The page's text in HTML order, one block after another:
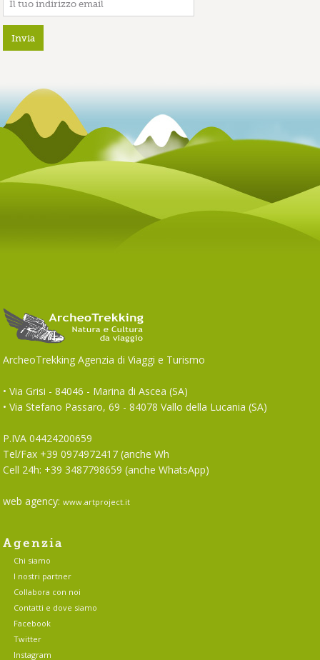
ArcheoTrekking Agenzia di Viaggi e Turismo
• Via Grisi - 84046 - Marina di Ascea (SA)
• Via Stefano Passaro, 69 - 84078 Vallo della Lucania (SA)
P.IVA 04424200659
Tel/Fax +39 0974972417 (anche Wh
Cell 24h: +39 3487798659 (anche WhatsApp)
web agency:www.artproject.it
Agenzia
Chi siamo
I nostri partner
Collabora con noi
Contatti e dove siamo
Facebook
Twitter
Instagram